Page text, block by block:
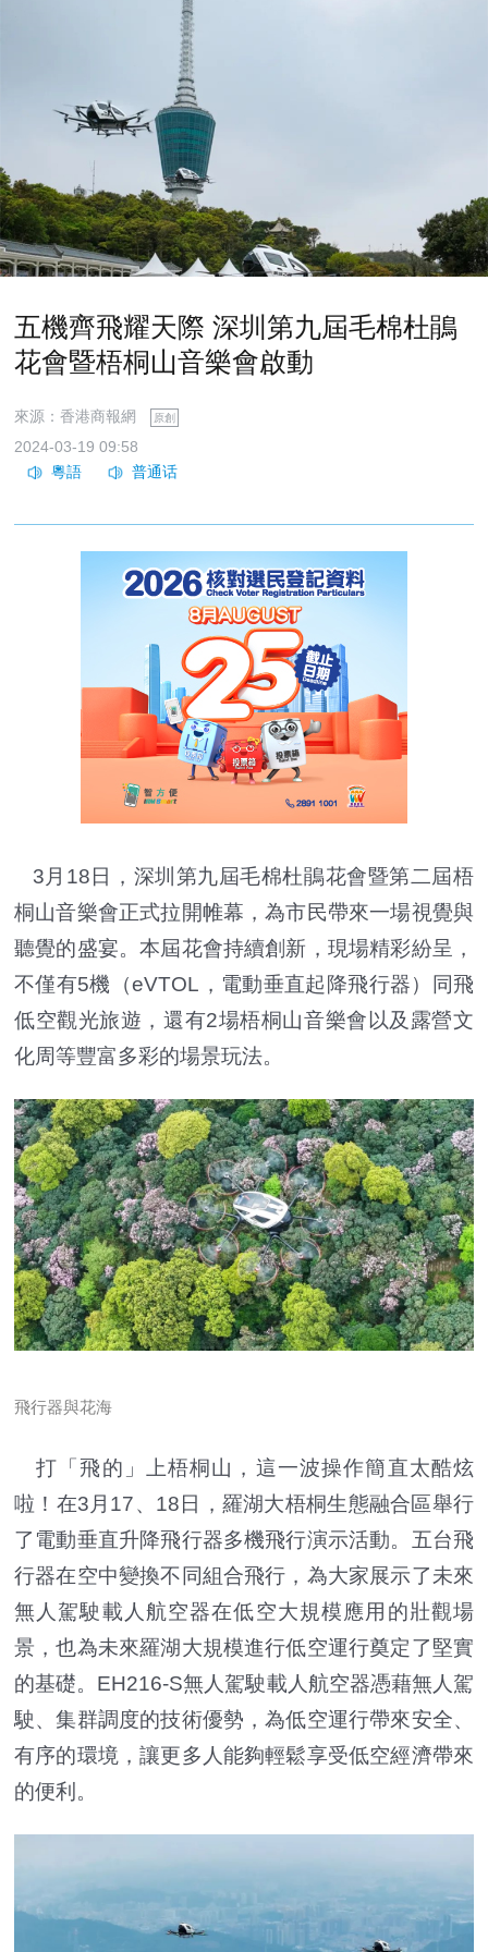
五機齊飛耀天際 深圳第九屆毛棉杜鵑
花會暨梧桐山音樂會啟動
來源：香港商報網 原創
2024-03-19 09:58
3月18日，深圳第九屆毛棉杜鵑花會暨第二屆梧
桐山音樂會正式拉開帷幕，為市民帶來一場視覺與
聽覺的盛宴。本屆花會持續創新，現場精彩紛呈，
不僅有5機（eVTOL，電動垂直起降飛行器）同飛
低空觀光旅遊，還有2場梧桐山音樂會以及露營文
化周等豐富多彩的場景玩法。
飛行器與花海
打「飛的」上梧桐山，這一波操作簡直太酷炫
啦！在3月17、18日，羅湖大梧桐生態融合區舉行
了電動垂直升降飛行器多機飛行演示活動。五台飛
行器在空中變換不同組合飛行，為大家展示了未來
無人駕駛載人航空器在低空大規模應用的壯觀場
景，也為未來羅湖大規模進行低空運行奠定了堅實
的基礎。EH216-S無人駕駛載人航空器憑藉無人駕
駛、集群調度的技術優勢，為低空運行帶來安全、
有序的環境，讓更多人能夠輕鬆享受低空經濟帶來
的便利。